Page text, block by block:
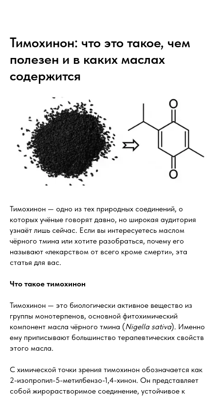
Тимохинон: что это такое, чем
полезен и в каких маслах
содержится
Тимохинон — одно из тех природных соединений, о
которых учёные говорят давно, но широкая аудитория
узнаёт лишь сейчас. Если вы интересуетесь маслом
чёрного тмина или хотите разобраться, почему его
называют «лекарством от всего кроме смерти», эта
статья для вас.
Что такое тимохинон
Тимохинон — это биологически активное вещество из
группы монотерпенов, основной фитохимический
компонент масла чёрного тмина (Nigella sativa). Именно
ему приписывают большинство терапевтических свойств
этого масла.
С химической точки зрения тимохинон обозначается как
2-изопропил-5-метилбензо-1,4-хинон. Он представляет
собой жирорастворимое соединение, устойчивое к